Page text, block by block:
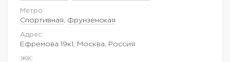
Метро:
Спортивная Фрунзенская
Адрес:
Ефремова 19к1, Москва, Россия
ЖK: